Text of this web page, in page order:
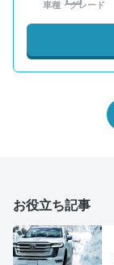
車種・グレード
お役立ち記事